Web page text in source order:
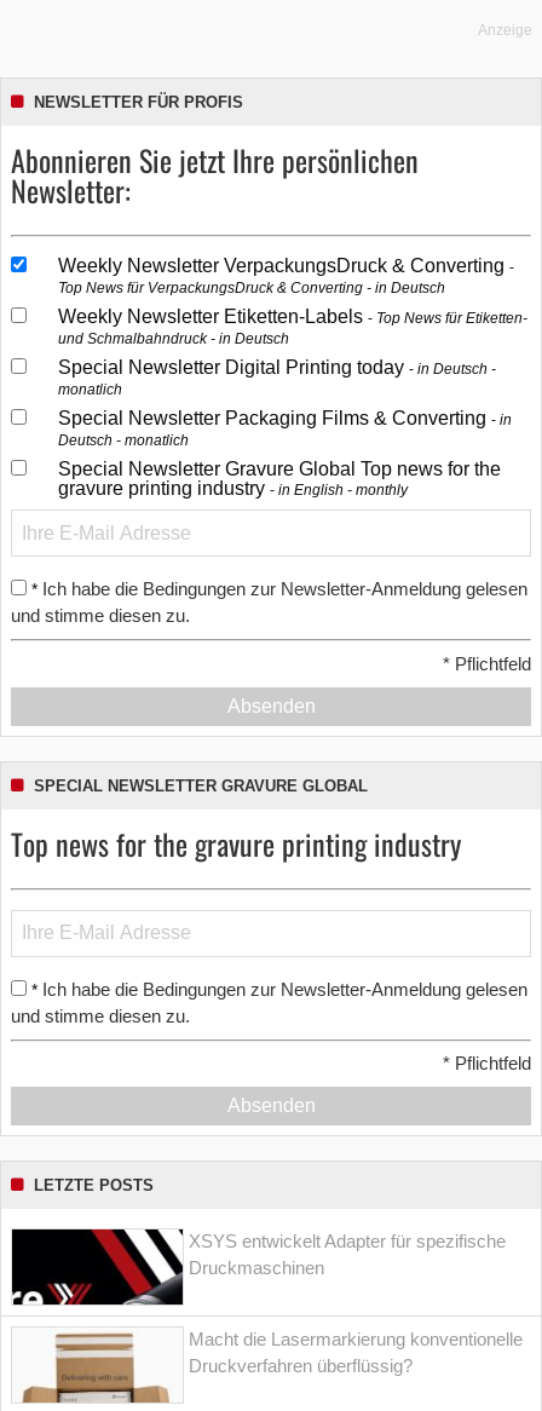
Anzeige
NEWSLETTER FÜR PROFIS
Abonnieren Sie jetzt Ihre persönlichen
Newsletter:
Weekly Newsletter VerpackungsDruck & Converting
Top News für VerpackungsDruck & Converting - in Deutsch
Weekly Newsletter Etiketten-Labels
Top News für Etiketten-
und Schmalbahndruck - in Deutsch
Special Newsletter Digital Printing today
in Deutsch -
monatlich
Special Newsletter Packaging Films & Converting
in
Deutsch - monatlich
Special Newsletter Gravure Global Top news for the
gravure printing industry
in English - monthly
* Ich habe die Bedingungen zur Newsletter-Anmeldung gelesen
und stimme diesen zu.
* Pflichtfeld
Absenden
SPECIAL NEWSLETTER GRAVURE GLOBAL
Top news for the gravure printing industry
* Ich habe die Bedingungen zur Newsletter-Anmeldung gelesen
und stimme diesen zu.
* Pflichtfeld
Absenden
LETZTE POSTS
XSYS entwickelt Adapter für spezifische
Druckmaschinen
Macht die Lasermarkierung konventionelle
Druckverfahren überflüssig?